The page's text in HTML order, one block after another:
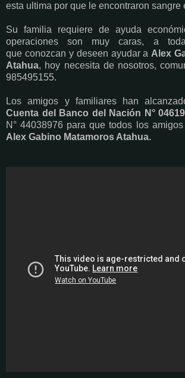
esta ultima por que le encontraron sangre
Su familia requiere de ayuda
operaciones son muy caras, a
que conozcan y deseen ayudar a Alex
Atahua, hoy necesita de nosotros,
985495155.
Los amigos y familiares han
Cuenta del Banco del Nación N°
N° 44038976 para que todos los
Alex Gabino Matamoros Atahua.